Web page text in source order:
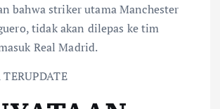
bahwa striker utama Manchester
tidak akan dilepas ke tim
Real Madrid.